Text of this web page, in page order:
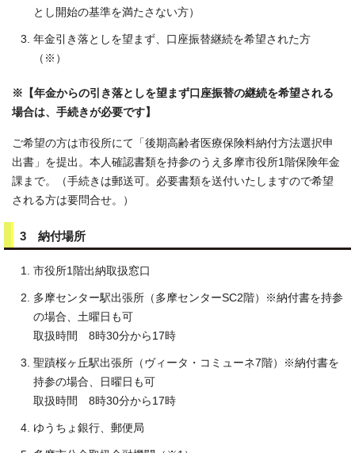
とし開始の基準を満たさない方）
年金引き落としを望まず、口座振替継続を希望された方
（※）
※【年金からの引き落としを望まず口座振替の継続を希望される
場合は、手続きが必要です】
ご希望の方は市役所にて「後期高齢者医療保険料納付方法選択申
出書」を提出。本人確認書類を持参のうえ多摩市役所1階保険年金
課まで。（手続きは郵送可。必要書類を送付いたしますので希望
される方は要問合せ。）
3 納付場所
市役所1階出納取扱窓口
多摩センター駅出張所（多摩センターSC2階）※納付書を持参
の場合、土曜日も可
取扱時間 8時30分から17時
聖蹟桜ヶ丘駅出張所（ヴィータ・コミューネ7階）※納付書を
持参の場合、日曜日も可
取扱時間 8時30分から17時
ゆうちょ銀行、郵便局